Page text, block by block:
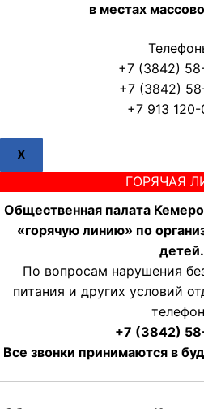
в местах
+7 (3842)
+7 (3842)
+7 913 120-
X
ГОРЯЧАЯ
Общественная палата
«горячую линию» по
детей.
По вопросам нарушения
питания и других условий
+7 (3842)
Все звонки принимаются в